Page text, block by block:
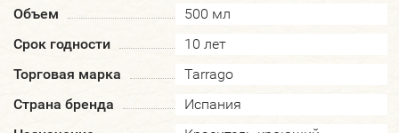
Объем
500 мл
Срок годности
10 лет
Торговая марка
Tarrago
Страна бренда
Испания